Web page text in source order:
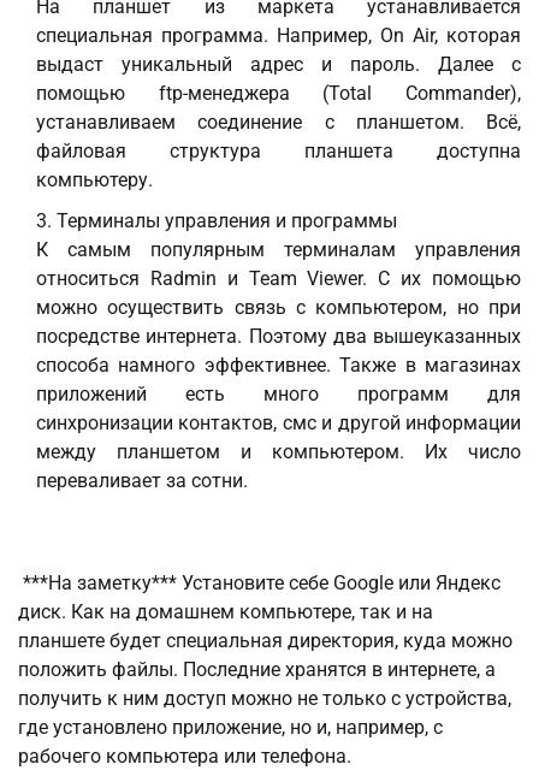
На планшет из маркета устанавливается
специальная программа. Например, On Air, которая
выдаст уникальный адрес и пароль. Далее с
помощью ftp-менеджера (Total Commander),
устанавливаем соединение с планшетом. Всё,
файловая структура планшета доступна
компьютеру.
Терминалы управления и программы
К самым популярным терминалам управления
относиться Rаdmin и Team Viewer. С их помощью
можно осуществить связь с компьютером, но при
посредстве интернета. Поэтому два вышеуказанных
способа намного эффективнее. Также в магазинах
приложений есть много программ для
синхронизации контактов, смс и другой информации
между планшетом и компьютером. Их число
переваливает за сотни.
***На заметку*** Установите себе Google или Яндекс
диск. Как на домашнем компьютере, так и на
планшете будет специальная директория, куда можно
положить файлы. Последние хранятся в интернете, а
получить к ним доступ можно не только с устройства,
где установлено приложение, но и, например, с
рабочего компьютера или телефона.